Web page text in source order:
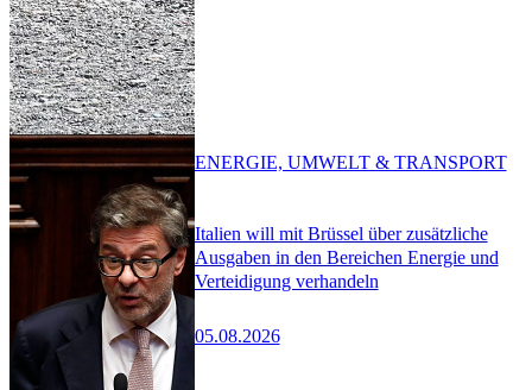
Italien will mit Brüssel über zusätzliche
Ausgaben in den Bereichen Energie und
Verteidigung verhandeln
05.08.2026
ENERGIE, UMWELT & TRANSPORT